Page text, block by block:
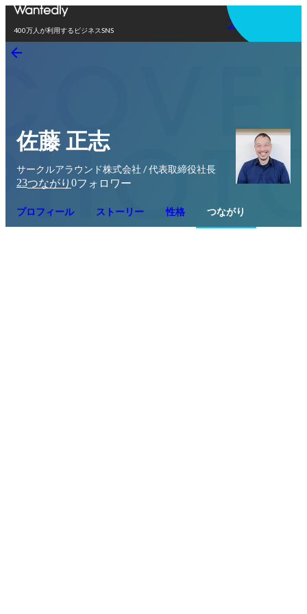
400万人が利用するビジネスSNS
アプリを使う
佐藤 正志
サークルアラウンド株式会社 / 代表取締役社長
23つながり 0フォロワー
プロフィール ストーリー 性格 つながり